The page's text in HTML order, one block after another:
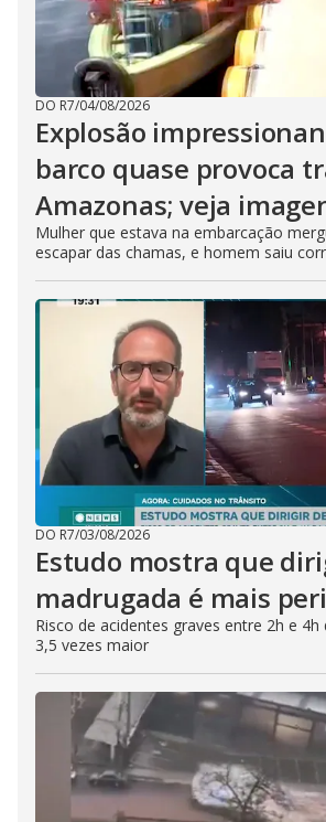
DO R7/04/08/2026
Explosão
barco quase provoca
Amazonas; veja
Mulher que estava na embarcação
escapar das chamas, e homem saiu
DO R7/03/08/2026
Estudo mostra que
madrugada é mais
Risco de acidentes graves entre 2h e
3,5 vezes maior